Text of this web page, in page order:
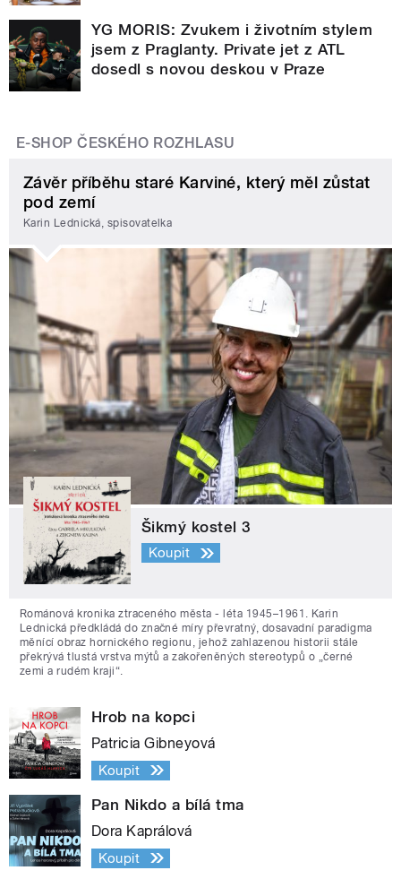
YG MORIS: Zvukem i životním stylem
jsem z Praglanty. Private jet z ATL
dosedl s novou deskou v Praze
E-SHOP ČESKÉHO ROZHLASU
Závěr příběhu staré Karviné, který měl zůstat
pod zemí
Karin Lednická, spisovatelka
Šikmý kostel 3
Koupit
Románová kronika ztraceného města - léta 1945–1961. Karin
Lednická předkládá do značné míry převratný, dosavadní paradigma
měnící obraz hornického regionu, jehož zahlazenou historii stále
překrývá tlustá vrstva mýtů a zakořeněných stereotypů o „černé
zemi a rudém kraji“.
Hrob na kopci
Patricia Gibneyová
Koupit
Pan Nikdo a bílá tma
Dora Kaprálová
Koupit